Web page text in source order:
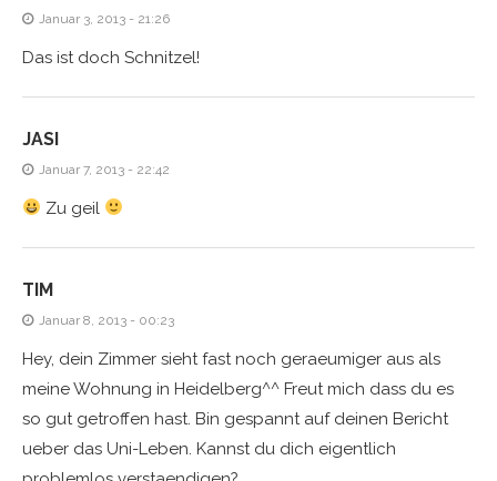
Januar 3, 2013 - 21:26
Das ist doch Schnitzel!
JASI
Januar 7, 2013 - 22:42
Zu geil
TIM
Januar 8, 2013 - 00:23
Hey, dein Zimmer sieht fast noch geraeumiger aus als
meine Wohnung in Heidelberg^^ Freut mich dass du es
so gut getroffen hast. Bin gespannt auf deinen Bericht
ueber das Uni-Leben. Kannst du dich eigentlich